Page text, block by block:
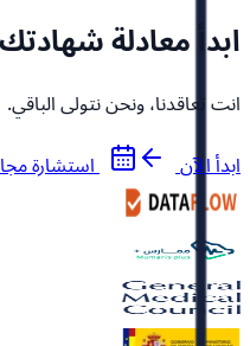
ابدأ معادلة
انت تعاقدنا، ونحن نتولى الباقي.
ابدأ الآن
استشارة